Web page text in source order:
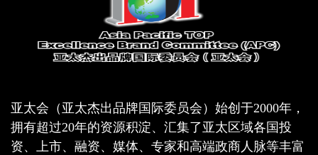
亚太会（亚太杰出品牌国际委员会）始创于2000年，
拥有超过20年的资源积淀、汇集了亚太区域各国投
资、上市、融资、媒体、专家和高端政商人脉等丰富